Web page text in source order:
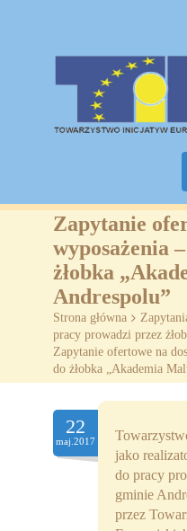
Home
O nas
Projekty
Żłobki
SZKOLENIA
Współpraca
Sponsorzy
Zapytanie
wyposażenia
żłobka
Andrespolu”
Strona główna >
pracy prowadzi przez
Zapytanie ofertowe na
do żłobka „Akademia
22
maj.2017
jako
do pracy
gminie
przez